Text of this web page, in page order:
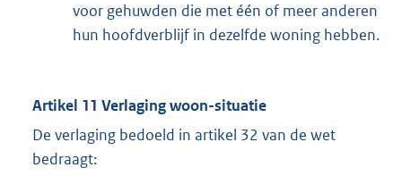
voor gehuwden die met één of meer anderen
hun hoofdverblijf in dezelfde woning hebben.
Artikel 11 Verlaging woon-situatie
De verlaging bedoeld in artikel 32 van de wet
bedraagt: